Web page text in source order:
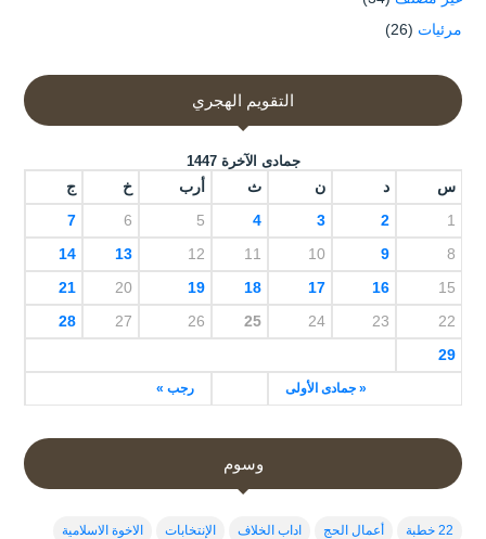
مرئيات (26)
التقويم الهجري
جمادى الآخرة 1447
س د ن ث أرب خ ج
« جمادى الأولى رجب »
1
2
3
4
5
6
7
8
9
10
11
12
13
14
15
16
17
18
19
20
21
22
23
24
25
26
27
28
29
وسوم
22 خطبة أعمال الحج اداب الخلاف الإنتخابات الاخوة الاسلامية